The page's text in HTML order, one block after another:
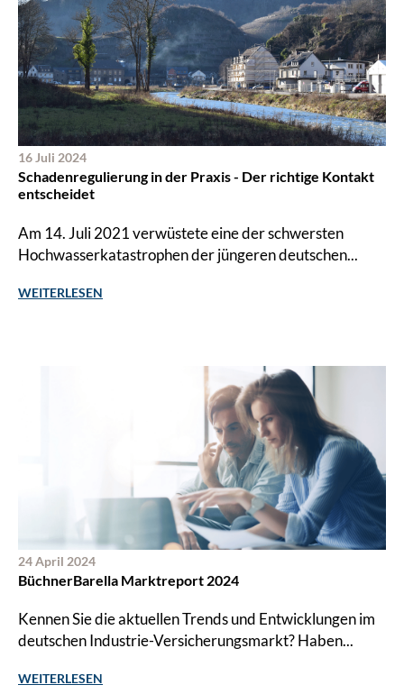
16 Juli 2024
Schaden­­regulierung in der Praxis - Der richtige Kontakt
entscheidet
Am 14. Juli 2021 verwüstete eine der schwersten
Hochwasserkatastrophen der jüngeren deutschen...
WEITERLESEN
24 April 2024
BüchnerBarella Marktreport 2024
Kennen Sie die aktuellen Trends und Entwicklungen im
deutschen Industrie-Versicherungsmarkt? Haben...
WEITERLESEN